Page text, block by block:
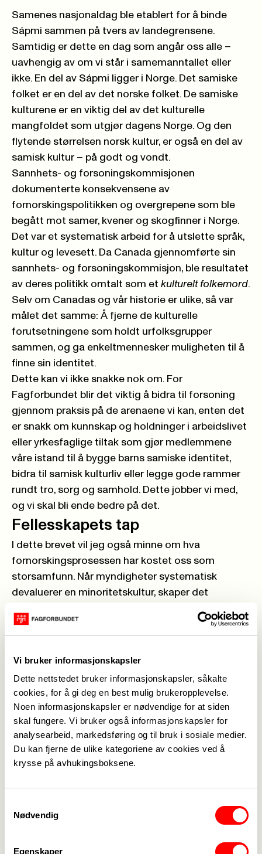
Vi bruker informasjonskapsler
Dette nettstedet bruker informasjonskapsler, såkalte
cookies, for å gi deg en best mulig brukeropplevelse.
Noen informasjonskapsler er nødvendige for at siden
skal fungere. Vi bruker også informasjonskapsler for
analysearbeid, markedsføring og til bruk i sosiale medier.
Du kan fjerne de ulike kategoriene av cookies ved å
krysse på avhukingsboksene.
Nødvendig
Egenskaper
Samenes nasjonaldag ble etablert for å binde
Sápmi sammen på tvers av landegrensene.
Samtidig er dette en dag som angår oss alle –
uavhengig av om vi står i samemanntallet eller
ikke. En del av Sápmi ligger i Norge. Det samiske
folket er en del av det norske folket. De samiske
kulturene er en viktig del av det kulturelle
mangfoldet som utgjør dagens Norge. Og den
flytende størrelsen norsk kultur, er også en del av
samisk kultur – på godt og vondt.
Sannhets- og forsoningskommisjonen
dokumenterte konsekvensene av
fornorskingspolitikken og overgrepene som ble
begått mot samer, kvener og skogfinner i Norge.
Det var et systematisk arbeid for å utslette språk,
kultur og levesett. Da Canada gjennomførte sin
sannhets- og forsoningskommisjon, ble resultatet
av deres politikk omtalt som et kulturelt folkemord.
Selv om Canadas og vår historie er ulike, så var
målet det samme: Å fjerne de kulturelle
forutsetningene som holdt urfolksgrupper
sammen, og ga enkeltmennesker muligheten til å
finne sin identitet.
Dette kan vi ikke snakke nok om. For
Fagforbundet blir det viktig å bidra til forsoning
gjennom praksis på de arenaene vi kan, enten det
er snakk om kunnskap og holdninger i arbeidslivet
eller yrkesfaglige tiltak som gjør medlemmene
våre istand til å bygge barns samiske identitet,
bidra til samisk kulturliv eller legge gode rammer
rundt tro, sorg og samhold. Dette jobber vi med,
og vi skal bli ende bedre på det.
Fellesskapets tap
I dette brevet vil jeg også minne om hva
fornorskingsprosessen har kostet oss som
storsamfunn. Når myndigheter systematisk
devaluerer en minoritetskultur, skaper det
Demokratiet svekkes når tilliten er lav, og veien blir
Men like viktig er den kulturelle fattigdommen vi
har påført oss selv. Når majoritetskulturen trenger
korrektiver eller nye impulser, sitter minoritetene
ofte på avgjørende perspektiver. Et tydelig
eksempel finner vi i møte med natur- og
klimakrisen. Et samfunn som ensidig jager vekst,
gir oss få korrektiver når balansen skal
gjenopprettes for kommende generasjoner.
mellom to ulike natursyn.
mindre instrumentelt forhold til naturen kunne vi